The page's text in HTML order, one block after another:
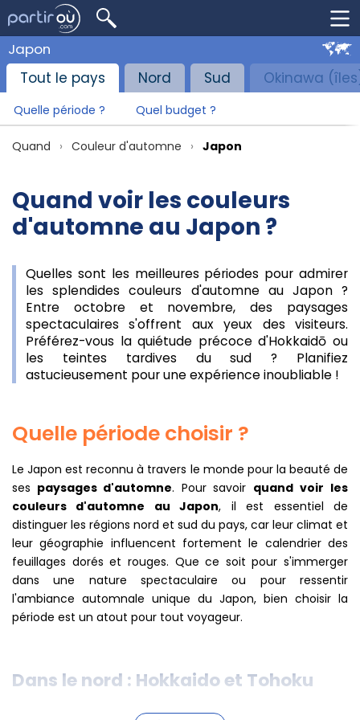
Japon
Tout le pays
Nord Sud Okinawa
Quelle période ? Quel budget ?
Quand Couleur d'automne Japon
Quand voir les couleurs
d'automne au Japon ?
Quelles sont les meilleures périodes pour admirer
les splendides couleurs d'automne au Japon ?
Entre octobre et novembre, des paysages
spectaculaires s'offrent aux yeux des visiteurs.
Préférez-vous la quiétude précoce d'Hokkaidō ou
les teintes tardives du sud ? Planifiez
astucieusement pour une expérience inoubliable !
Quelle période choisir ?
Le Japon est reconnu à travers le monde pour la beauté de
ses paysages d'automne. Pour savoir quand voir les
couleurs d'automne au Japon, il est essentiel de
distinguer les régions nord et sud du pays, car leur climat et
leur géographie influencent fortement le calendrier des
feuillages dorés et rouges. Que ce soit pour s'immerger
dans une nature spectaculaire ou pour ressentir
l'ambiance automnale unique du Japon, bien choisir la
période est un atout pour tout voyageur.
Dans le nord : Hokkaido et Tohoku